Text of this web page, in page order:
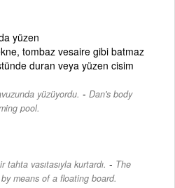
yüzen
tombaz vesaire gibi batmaz
duran veya yüzen cisim
yüzüyordu. - Dan's body
pool.
tahta vasıtasıyla kurtardı. - The
means of a floating board.